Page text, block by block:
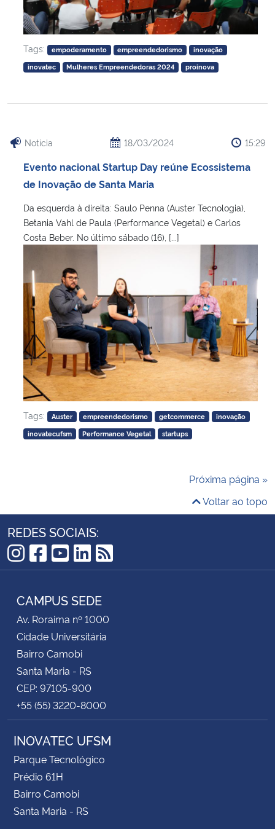
Tags: empoderamento empreendedorismo
inovação
inovatec
Mulheres Empreendedoras 2024 proinova
Notícia 18/03/2024 15:29
Evento nacional Startup Day reúne Ecossistema
de Inovação de Santa Maria
Da esquerda à direita: Saulo Penna (Auster Tecnologia),
Betania Vahl de Paula (Performance Vegetal) e Carlos
Costa Beber. No último sábado (16), [...]
Tags: Auster empreendedorismo getcommerce
inovação
inovatecufsm
Performance Vegetal startups
Próxima página »
Voltar ao topo
REDES SOCIAIS:
Instagram
Facebook
YouTube
LinkedIn
RSS
CAMPUS SEDE
Av. Roraima nº 1000
Cidade Universitária
Bairro Camobi
Santa Maria - RS
CEP: 97105-900
+55 (55) 3220-8000
INOVATEC UFSM
Parque Tecnológico
Prédio 61H
Bairro Camobi
Santa Maria - RS